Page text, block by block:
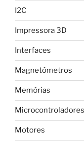
I2C
Impressora 3D
Interfaces
Magnetómetros
Memórias
Motores